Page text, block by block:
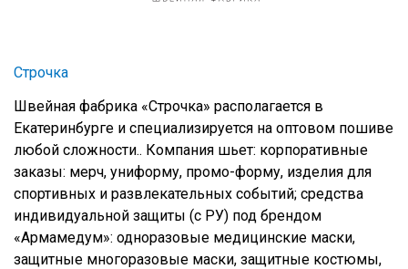
Строчка
Швейная фабрика «Строчка» располагается в
Екатеринбурге и специализируется на оптовом пошиве
любой сложности.. Компания шьет: корпоративные
заказы: мерч, униформу, промо-форму, изделия для
спортивных и развлекательных событий; средства
индивидуальной защиты (с РУ) под брендом
«Армамедум»: одноразовые медицинские маски,
защитные многоразовые маски, защитные костюмы,